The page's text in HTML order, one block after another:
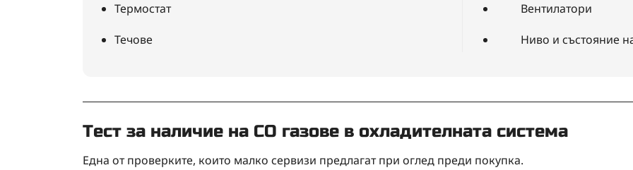
Термостат
Вентилатори
Течове
Ниво и състояние
Тест за наличие на CO газове в охладителната система
Една от проверките, които малко сервизи предлагат при оглед преди покупка.